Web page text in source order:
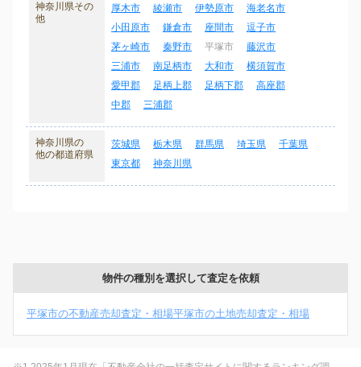
神奈川県その
他
厚木市 綾瀬市 伊勢原市
海老名市
小田原市
鎌倉市 座間市
逗子市
茅ヶ崎市
秦野市 平塚市
藤沢市
三浦市
南足柄市 大和市
横須賀市
愛甲郡
足柄上郡 足柄下郡
高座郡
中郡
三浦郡
神奈川県の
他の都道府県
茨城県 栃木県 群馬県 埼玉県
千葉県
東京都
神奈川県
物件の種別を選択して査定を依頼
平塚市の不動産売却査定・相場平塚市の土地売却査定・相場